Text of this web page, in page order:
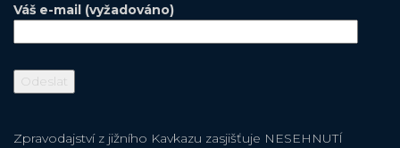
Váš e-mail (vyžadováno)
Zpravodajství z jižního Kavkazu zasjišťuje NESEHNUTÍ